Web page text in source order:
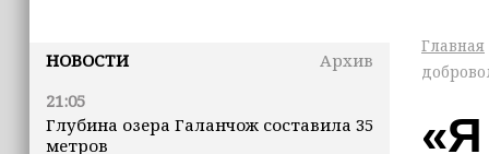
НОВОСТИ
Архив
21:05
Глубина озера Галанчож составила 35
метров
Главная